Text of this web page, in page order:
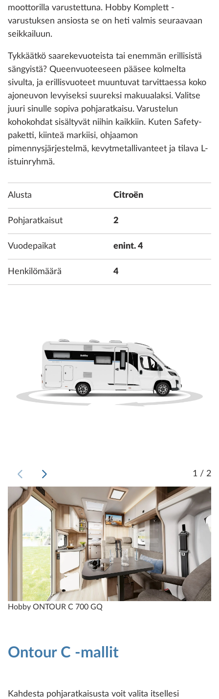
moottorilla varustettuna. Hobby Komplett -
varustuksen ansiosta se on heti valmis seuraavaan
seikkailuun.
Tykkäätkö saarekevuoteista tai enemmän erillisistä
sängyistä? Queenvuoteeseen pääsee kolmelta
sivulta, ja erillisvuoteet muuntuvat tarvittaessa koko
ajoneuvon levyiseksi suureksi makuualaksi. Valitse
juuri sinulle sopiva pohjaratkaisu. Varustelun
kohokohdat sisältyvät niihin kaikkiin. Kuten Safety-
paketti, kiinteä markiisi, ohjaamon
pimennysjärjestelmä, kevytmetallivanteet ja tilava L-
istuinryhmä.
Alusta Citroën
Pohjaratkaisut 2
Vuodepaikat enint. 4
Henkilömäärä 4
1 / 2
Hobby ONTOUR C 700 GQ
Ontour C -mallit
Kahdesta pohjaratkaisusta voit valita itsellesi